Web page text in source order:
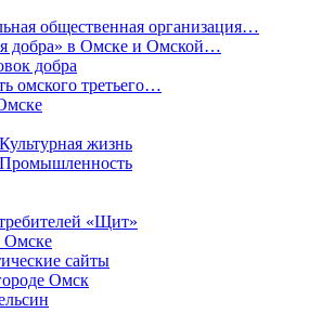
общественная организация…
добра» в Омске и Омской…
добра
омского третьего…
жизнь
«Щит»
Омске
сайты
Омск